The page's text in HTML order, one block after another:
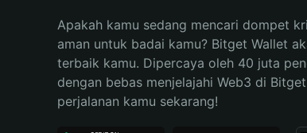
Bahasa IndonesiaApakah kamu sedang mencari dompet
aman untuk badai kamu? Bitget Wallet
terbaik kamu. Dipercaya oleh 40 juta
dengan bebas menjelajahi Web3 di
perjalanan kamu sekarang!